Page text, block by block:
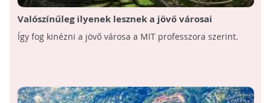
Valószínűleg ilyenek lesznek a jövő városai
Így fog kinézni a jövő városa a MIT professzora szerint.